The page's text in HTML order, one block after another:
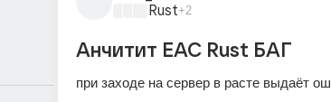
Rust+2
Анчитит EAC Rust БАГ
при заходе на сервер в расте выдаёт